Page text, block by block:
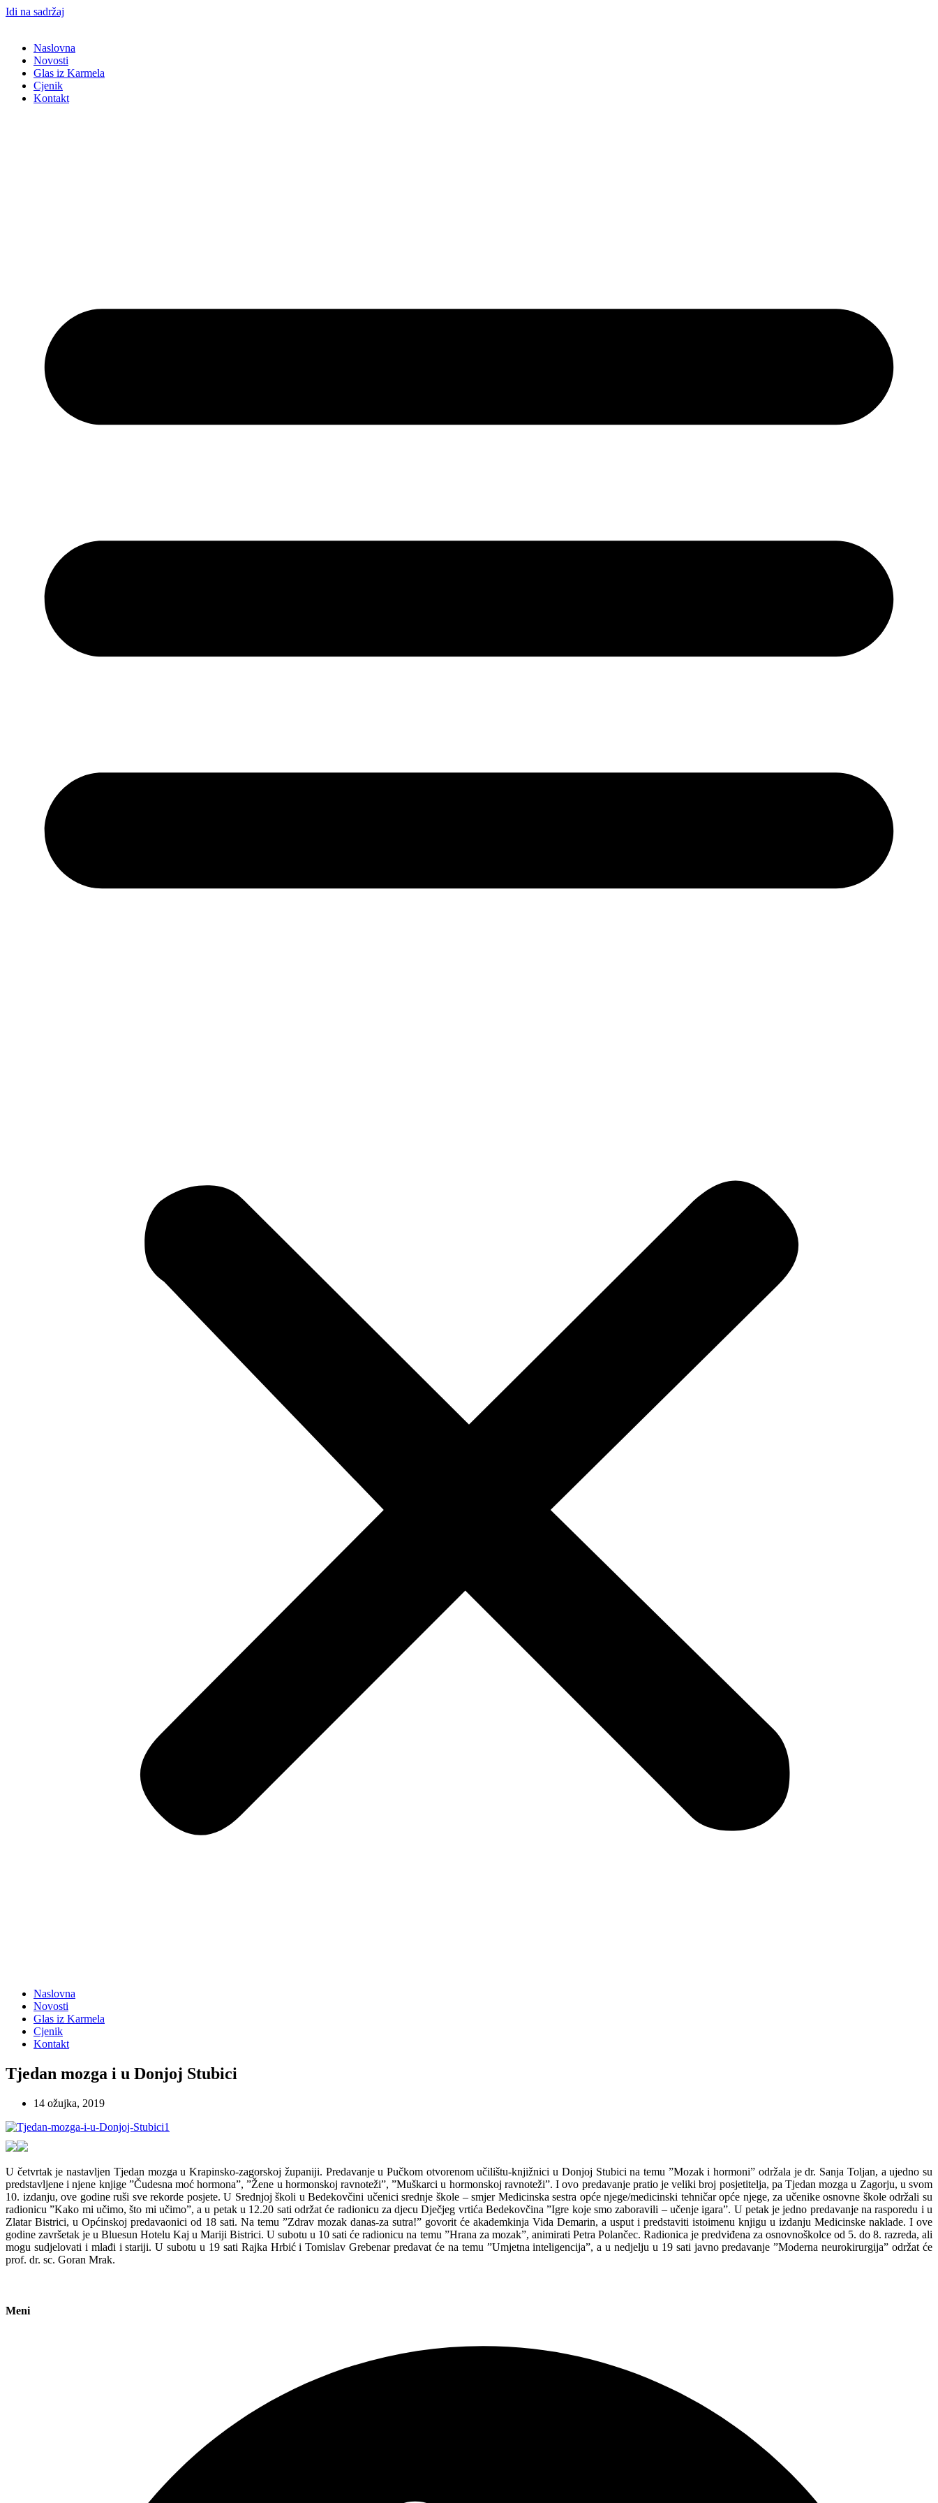
Idi na sadržaj
Naslovna
Novosti
Glas iz Karmela
Cjenik
Kontakt
Naslovna
Novosti
Glas iz Karmela
Cjenik
Kontakt
Tjedan mozga i u Donjoj Stubici
14 ožujka, 2019
U četvrtak je nastavljen Tjedan mozga u Krapinsko-zagorskoj županiji. Predavanje u Pučkom otvorenom učilištu-knjižnici u Donjoj Stubici na temu ”Mozak i hormoni” održala je dr. Sanja Toljan, a ujedno su
predstavljene i njene knjige ”Čudesna moć hormona”, ”Žene u hormonskoj ravnoteži”, ”Muškarci u hormonskoj ravnoteži”. I ovo predavanje pratio je veliki broj posjetitelja, pa Tjedan mozga u Zagorju, u svom
10. izdanju, ove godine ruši sve rekorde posjete. U Srednjoj školi u Bedekovčini učenici srednje škole – smjer Medicinska sestra opće njege/medicinski tehničar opće njege, za učenike osnovne škole održali su
radionicu ”Kako mi učimo, što mi učimo”, a u petak u 12.20 sati održat će radionicu za djecu Dječjeg vrtića Bedekovčina ”Igre koje smo zaboravili – učenje igara”. U petak je jedno predavanje na rasporedu i u
Zlatar Bistrici, u Općinskoj predavaonici od 18 sati. Na temu ”Zdrav mozak danas-za sutra!” govorit će akademkinja Vida Demarin, a usput i predstaviti istoimenu knjigu u izdanju Medicinske naklade. I ove
godine završetak je u Bluesun Hotelu Kaj u Mariji Bistrici. U subotu u 10 sati će radionicu na temu ”Hrana za mozak”, animirati Petra Polančec. Radionica je predviđena za osnovnoškolce od 5. do 8. razreda, ali
mogu sudjelovati i mlađi i stariji. U subotu u 19 sati Rajka Hrbić i Tomislav Grebenar predavat će na temu ”Umjetna inteligencija”, a u nedjelju u 19 sati javno predavanje ”Moderna neurokirurgija” održat će
prof. dr. sc. Goran Mrak.
Meni